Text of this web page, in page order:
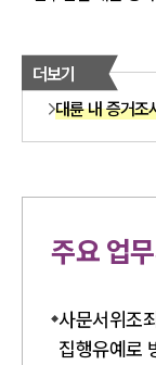
더보기
대륜 내 증거조
주요 업
사문서위조
집행유예로